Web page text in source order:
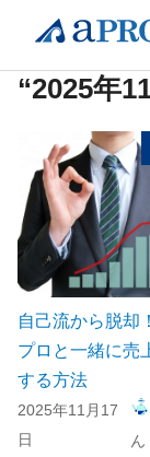
“2025年
自己流から脱却
プロと一緒に売
する方法
2025年11月17
日
ん